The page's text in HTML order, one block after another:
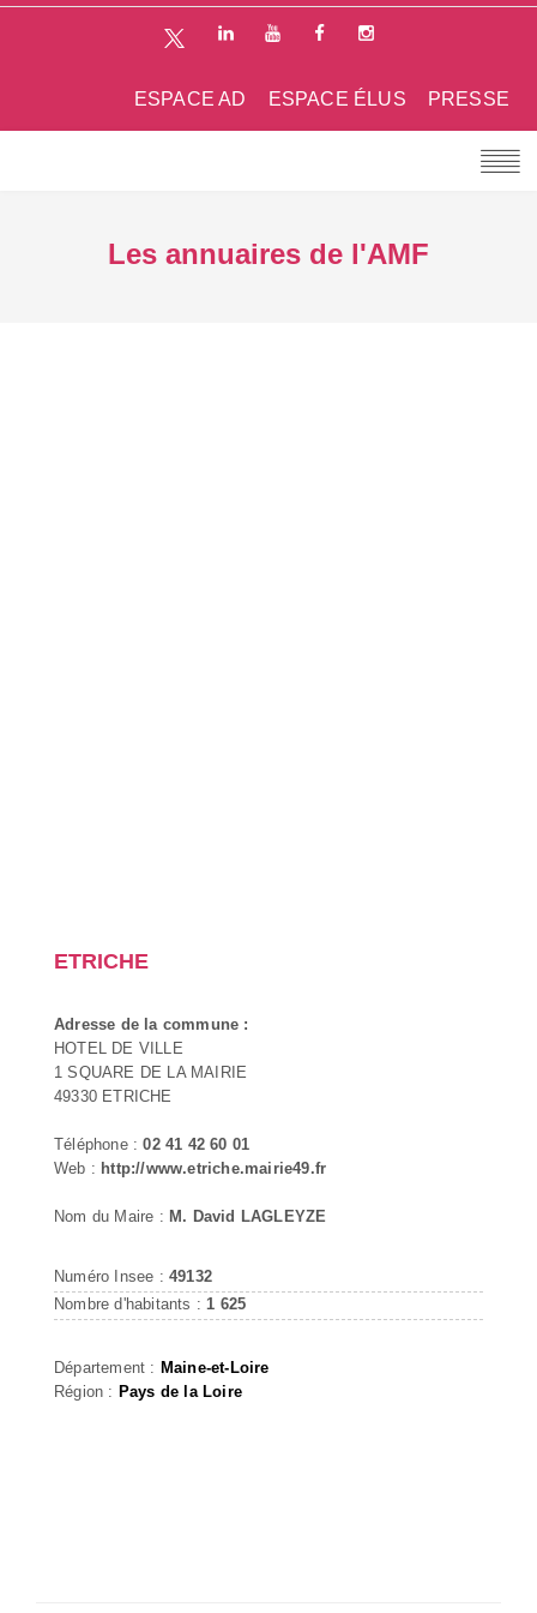
PRESSE
ESPACE ÉLUS
ESPACE AD
Les annuaires de l'AMF
ETRICHE
Adresse de la commune :
HOTEL DE VILLE
1 SQUARE DE LA MAIRIE
49330 ETRICHE
Téléphone :02 41 42 60 01
Web : http://www.etriche.mairie49.fr
Nom du Maire : M. David LAGLEYZE
Numéro Insee : 49132
Nombre d'habitants : 1 625
Département : Maine-et-Loire
Région : Pays de la Loire